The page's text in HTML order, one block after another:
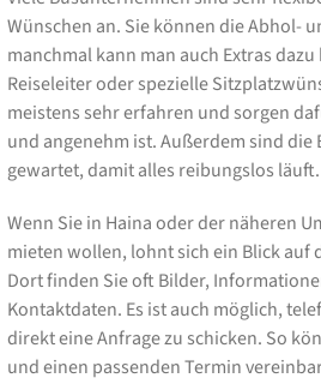
Wünschen an. Sie können die Abhol-
manchmal kann man auch Extras
Reiseleiter oder spezielle
meistens sehr erfahren und sorgen
und angenehm ist. Außerdem sind die
gewartet, damit alles reibungslos läuft.
Wenn Sie in Haina oder der näheren
mieten wollen, lohnt sich ein Blick auf
Dort finden Sie oft Bilder,
Kontaktdaten. Es ist auch möglich,
direkt eine Anfrage zu schicken. So
und einen passenden Termin